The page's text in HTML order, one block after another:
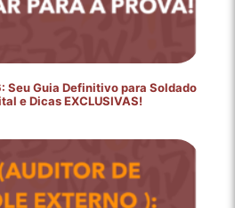
Seu Guia Definitivo para Soldado
e Dicas EXCLUSIVAS!